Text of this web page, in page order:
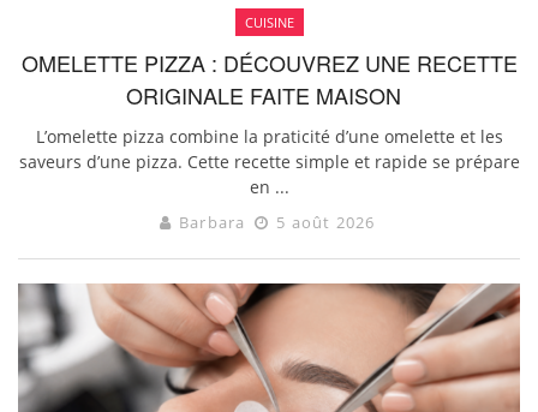
CUISINE
OMELETTE PIZZA : DÉCOUVREZ UNE RECETTE
ORIGINALE FAITE MAISON
L’omelette pizza combine la praticité d’une omelette et les
saveurs d’une pizza. Cette recette simple et rapide se prépare
en ...
Barbara 5 août 2026